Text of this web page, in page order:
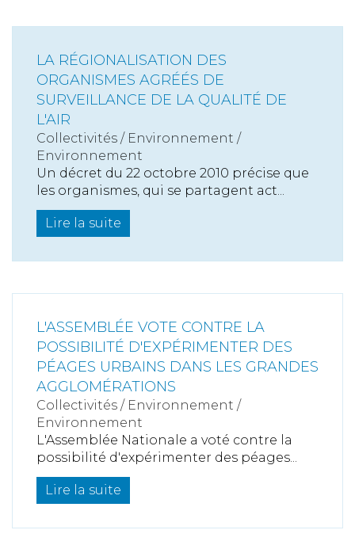
LA RÉGIONALISATION DES
ORGANISMES AGRÉÉS DE
SURVEILLANCE DE LA QUALITÉ DE
L'AIR
Collectivités / Environnement /
Environnement
Un décret du 22 octobre 2010 précise que
les organismes, qui se partagent act...
Lire la suite
L'ASSEMBLÉE VOTE CONTRE LA
POSSIBILITÉ D'EXPÉRIMENTER DES
PÉAGES URBAINS DANS LES GRANDES
AGGLOMÉRATIONS
Collectivités / Environnement /
Environnement
L'Assemblée Nationale a voté contre la
possibilité d'expérimenter des péages...
Lire la suite